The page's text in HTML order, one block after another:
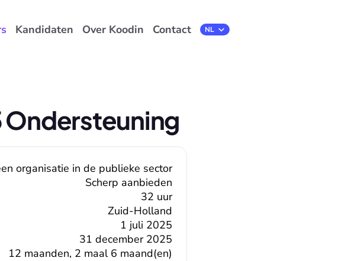
Kandidaten Over Koodin Contact Select Language
NL
1 juli 2025
31 december 2025
12 maanden, 2 maal 6 maand(en)
organisatie in de publieke sector
Scherp aanbieden
32 uur
Zuid-Holland